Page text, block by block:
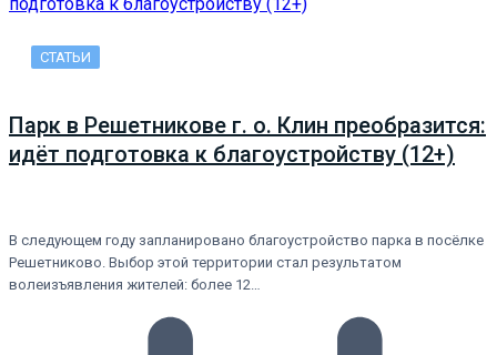
СТАТЬИ
Парк в Решетникове г. о. Клин преобразится:
идёт подготовка к благоустройству (12+)
В следующем году запланировано благоустройство парка в посёлке
Решетниково. Выбор этой территории стал результатом
волеизъявления жителей: более 12…